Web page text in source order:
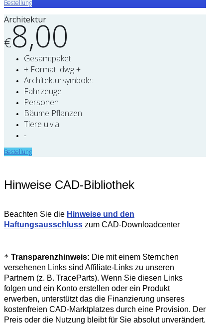
Bestellung
Architektur
€8,00
Gesamtpaket
+ Format: dwg +
Architektursymbole:
Fahrzeuge
Personen
Bäume Pflanzen
Tiere u.v.a.
-
Bestellung
Hinweise CAD-Bibliothek
Beachten Sie die Hinweise und den
Haftungsausschluss zum CAD-Downloadcenter
* Transparenzhinweis: Die mit einem Sternchen
versehenen Links sind Affiliate-Links zu unseren
Partnern (z. B. TraceParts). Wenn Sie diesen Links
folgen und ein Konto erstellen oder ein Produkt
erwerben, unterstützt das die Finanzierung unseres
kostenfreien CAD-Marktplatzes durch eine Provision. Der
Preis oder die Nutzung bleibt für Sie absolut unverändert.